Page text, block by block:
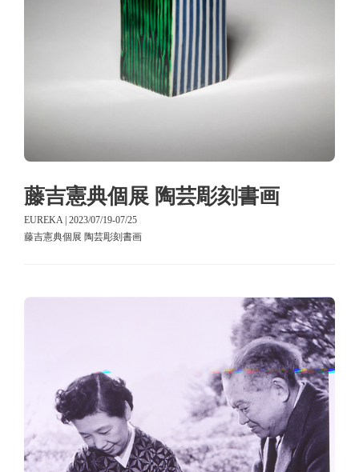
藤吉憲典個展 陶芸彫刻書画
EUREKA | 2023/07/19-07/25
藤吉憲典個展 陶芸彫刻書画